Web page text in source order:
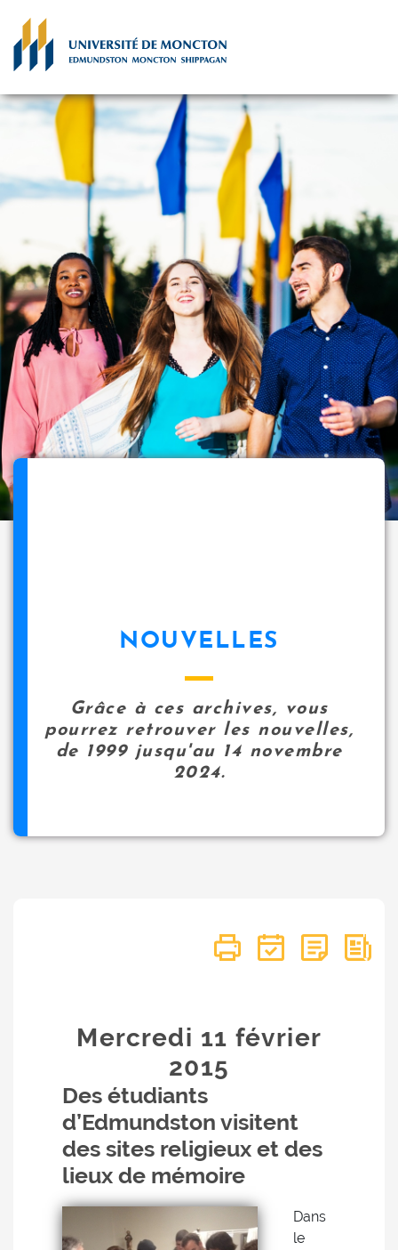
NOUVELLES
Grâce à ces archives, vous
pourrez retrouver les nouvelles,
de 1999 jusqu'au 14 novembre
2024.
Mercredi 11février
2015
Des étudiants
d’Edmundston visitent
des sites religieux et des
lieux de mémoire
Dans
le